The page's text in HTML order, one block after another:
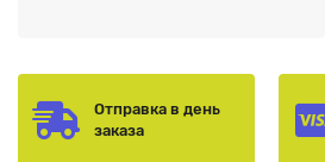
Отправка в день
заказа